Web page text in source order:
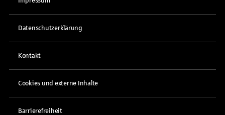
Datenschutzerklärung
Kontakt
Cookies und externe Inhalte
Barrierefreiheit